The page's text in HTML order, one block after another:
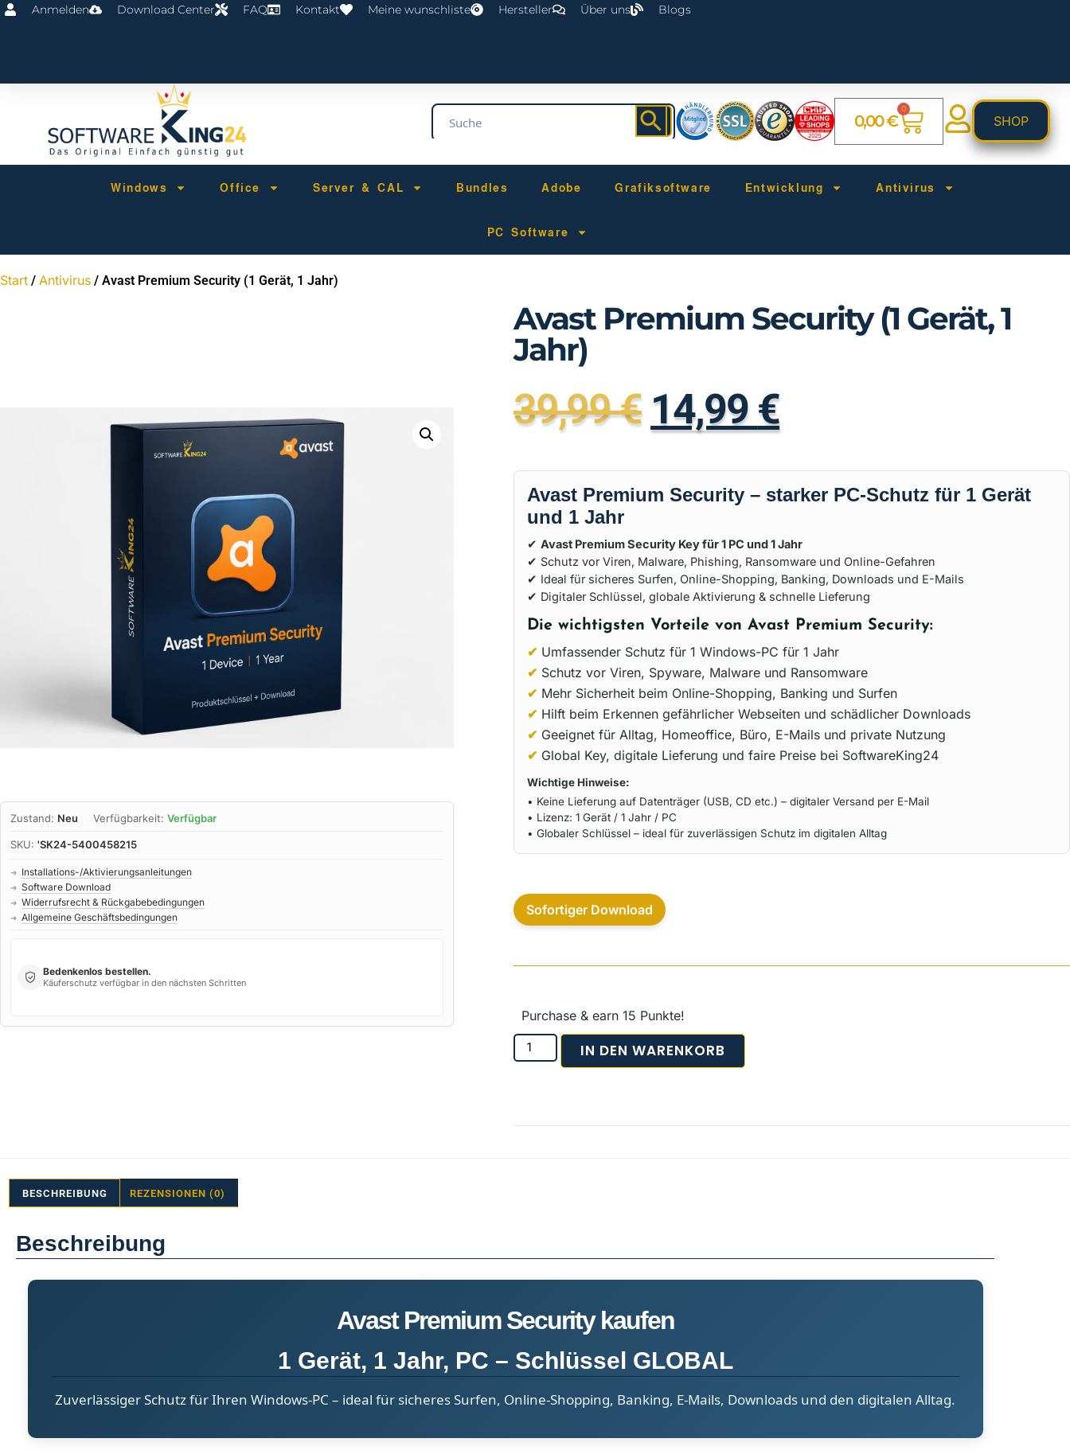
Anmelden Download Center FAQ Kontakt Meine wunschliste Hersteller Über uns Blogs
0,00€
0
SHOP
Windows Office Server & CAL Bundles Adobe Grafiksoftware Entwicklung Antivirus
PC Software
Start / Antivirus / Avast Premium Security (1 Gerät, 1 Jahr)
Zustand: Neu Verfügbarkeit: Verfügbar
SKU: 'SK24-5400458215
➜ Installations-/Aktivierungsanleitungen
➜ Software Download
➜ Widerrufsrecht & Rückgabebedingungen
➜ Allgemeine Geschäftsbedingungen
Bedenkenlos bestellen.
Käuferschutz verfügbar in den nächsten Schritten
Avast Premium Security (1 Gerät, 1
Jahr)
39,99€ 14,99 €
Avast Premium Security – starker PC-Schutz für 1 Gerät
und 1 Jahr
✔Avast Premium Security Key für 1 PC und 1 Jahr
✔ Schutz vor Viren, Malware, Phishing, Ransomware und Online-Gefahren
✔ Ideal für sicheres Surfen, Online-Shopping, Banking, Downloads und E-Mails
✔ Digitaler Schlüssel, globale Aktivierung & schnelle Lieferung
Die wichtigsten Vorteile von Avast Premium Security:
✔ Umfassender Schutz für 1 Windows-PC für 1 Jahr
✔ Schutz vor Viren, Spyware, Malware und Ransomware
✔ Mehr Sicherheit beim Online-Shopping, Banking und Surfen
✔ Hilft beim Erkennen gefährlicher Webseiten und schädlicher Downloads
✔ Geeignet für Alltag, Homeoffice, Büro, E-Mails und private Nutzung
✔ Global Key, digitale Lieferung und faire Preise bei SoftwareKing24
Wichtige Hinweise:
• Keine Lieferung auf Datenträger (USB, CD etc.) – digitaler Versand per E-Mail
• Lizenz: 1 Gerät / 1 Jahr / PC
• Globaler Schlüssel – ideal für zuverlässigen Schutz im digitalen Alltag
Sofortiger Download
Purchase & earn 15 Punkte!
IN DEN WARENKORB
BESCHREIBUNG REZENSIONEN (0)
Beschreibung
Avast Premium Security kaufen
1 Gerät, 1 Jahr, PC – Schlüssel GLOBAL
Zuverlässiger Schutz für Ihren Windows-PC – ideal für sicheres Surfen, Online-Shopping, Banking, E-Mails, Downloads und den digitalen Alltag.